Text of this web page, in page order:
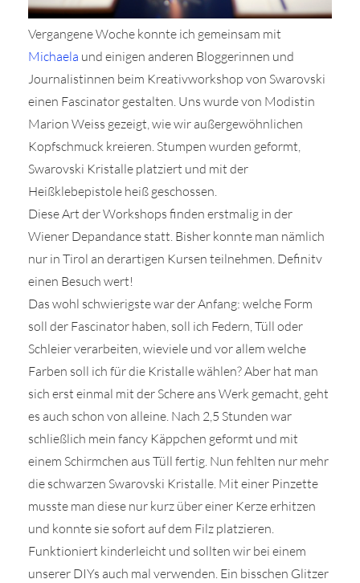
Vergangene Woche konnte ich gemeinsam mit
Michaela und einigen anderen Bloggerinnen und
Journalistinnen beim Kreativworkshop von Swarovski
einen Fascinator gestalten. Uns wurde von Modistin
Marion Weiss gezeigt, wie wir außergewöhnlichen
Kopfschmuck kreieren. Stumpen wurden geformt,
Swarovski Kristalle platziert und mit der
Heißklebepistole heiß geschossen.
Diese Art der Workshops finden erstmalig in der
Wiener Depandance statt. Bisher konnte man nämlich
nur in Tirol an derartigen Kursen teilnehmen. Definitv
einen Besuch wert!
Das wohl schwierigste war der Anfang: welche Form
soll der Fascinator haben, soll ich Federn, Tüll oder
Schleier verarbeiten, wieviele und vor allem welche
Farben soll ich für die Kristalle wählen? Aber hat man
sich erst einmal mit der Schere ans Werk gemacht, geht
es auch schon von alleine. Nach 2,5 Stunden war
schließlich mein fancy Käppchen geformt und mit
einem Schirmchen aus Tüll fertig. Nun fehlten nur mehr
die schwarzen Swarovski Kristalle. Mit einer Pinzette
musste man diese nur kurz über einer Kerze erhitzen
und konnte sie sofort auf dem Filz platzieren.
Funktioniert kinderleicht und sollten wir bei einem
unserer DIYs auch mal verwenden. Ein bisschen Glitzer